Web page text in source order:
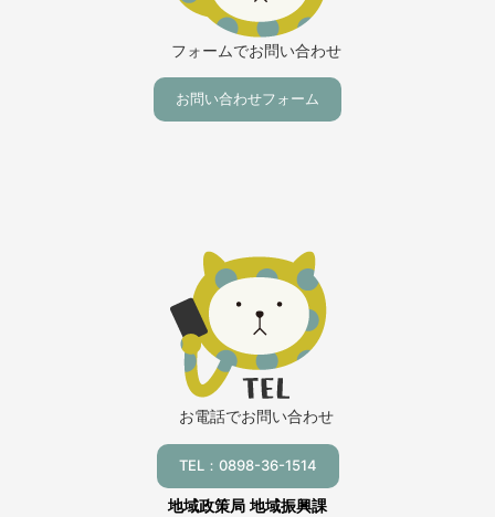
フォームでお問い合わせ
お問い合わせフォーム
お電話でお問い合わせ
TEL：0898-36-1514
地域政策局 地域振興課